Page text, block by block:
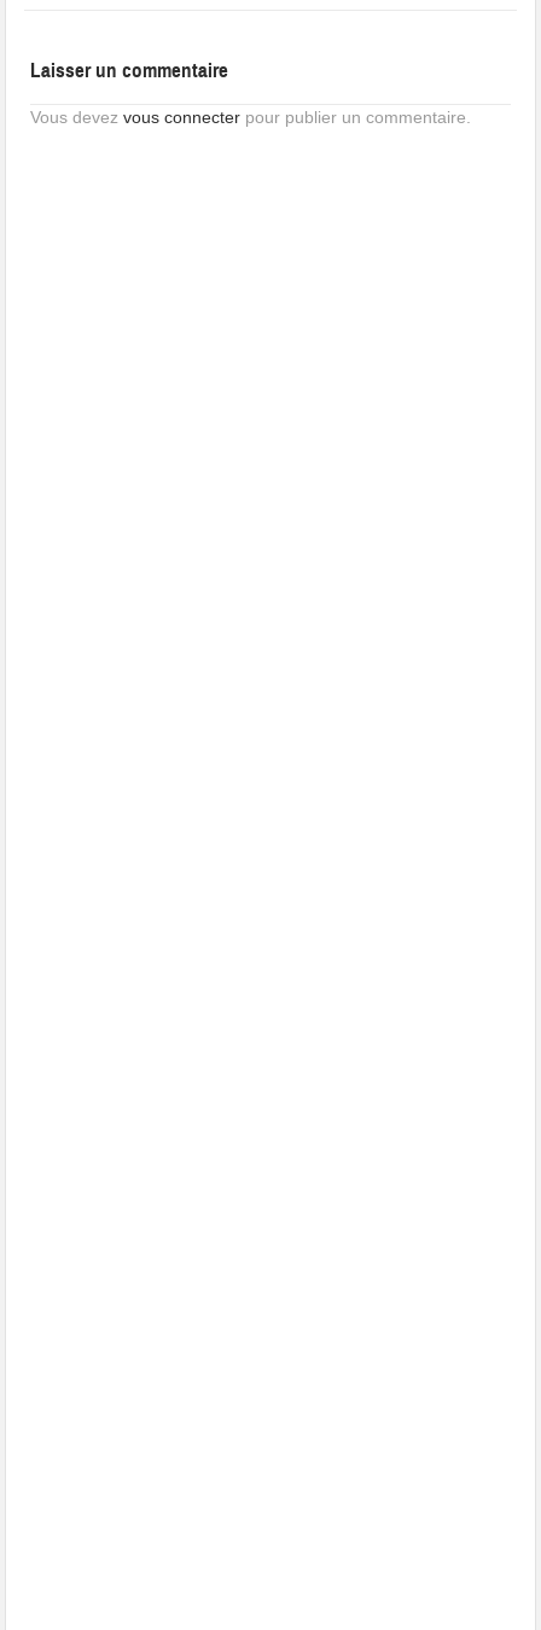
Laisser un commentaire
Vous devezvous connecter pour publier un commentaire.